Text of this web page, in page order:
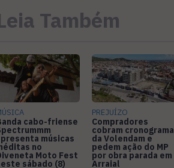
Também
cabo-friense
músicas
no
Moto Fest
sábado (8)
PREJUÍZO
Compradores
cobram cronograma
da Volendam e
pedem ação do MP
por obra parada em
Arraial